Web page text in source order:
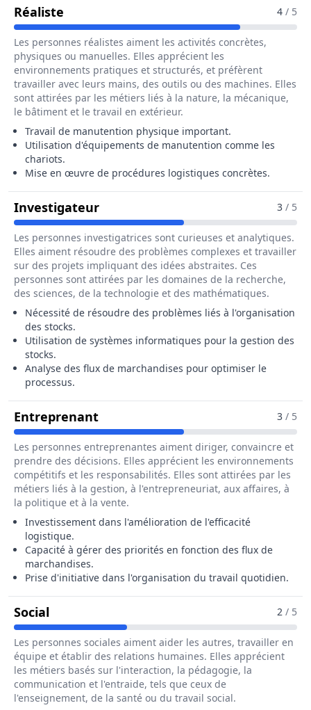
Réaliste Pour Le Métier De Opérateur / 4 / 5
Les personnes réalistes aiment les activités concrètes,
physiques ou manuelles. Elles apprécient les
environnements pratiques et structurés, et préfèrent
travailler avec leurs mains, des outils ou des machines. Elles
sont attirées par les métiers liés à la nature, la mécanique,
le bâtiment et le travail en extérieur.
Travail de manutention physique important.
Utilisation d'équipements de manutention comme les
chariots.
Mise en œuvre de procédures logistiques concrètes.
InvestigateurPour Le Métier De Opérateur /
3 / 5
Les personnes investigatrices sont curieuses et analytiques.
Elles aiment résoudre des problèmes complexes et travailler
sur des projets impliquant des idées abstraites. Ces
personnes sont attirées par les domaines de la recherche,
des sciences, de la technologie et des mathématiques.
Nécessité de résoudre des problèmes liés à l'organisation
des stocks.
Utilisation de systèmes informatiques pour la gestion des
stocks.
Analyse des flux de marchandises pour optimiser le
processus.
EntreprenantPour Le Métier De Opérateur /
3 / 5
Les personnes entreprenantes aiment diriger, convaincre et
prendre des décisions. Elles apprécient les environnements
compétitifs et les responsabilités. Elles sont attirées par les
métiers liés à la gestion, à l'entrepreneuriat, aux affaires, à
la politique et à la vente.
Investissement dans l'amélioration de l'efficacité
logistique.
Capacité à gérer des priorités en fonction des flux de
marchandises.
Prise d'initiative dans l'organisation du travail quotidien.
SocialPour Le Métier De Opérateur / 2 / 5
Les personnes sociales aiment aider les autres, travailler en
équipe et établir des relations humaines. Elles apprécient
les métiers basés sur l'interaction, la pédagogie, la
communication et l'entraide, tels que ceux de
l'enseignement, de la santé ou du travail social.